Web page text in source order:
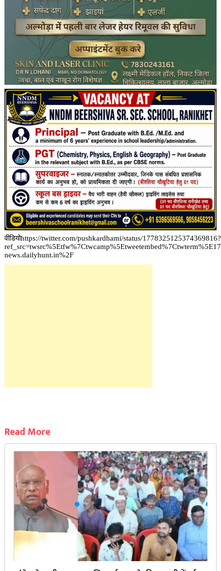
वीडियोhttps://twitter.com/pushkardhami/status/1778325125374369816?
news.dailyhunt.in%2F
Read More